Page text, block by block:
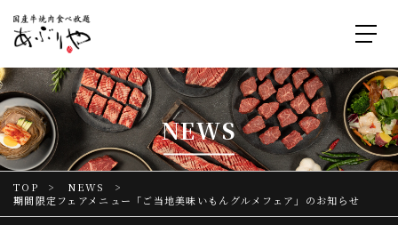
NEWS
TOP
NEWS
期間限定フェアメニュー「ご当地美味いもんグルメフェア」のお知らせ